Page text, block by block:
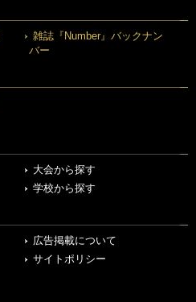
雑誌『Number』バックナン
バー
大会から探す
学校から探す
広告掲載について
サイトポリシー